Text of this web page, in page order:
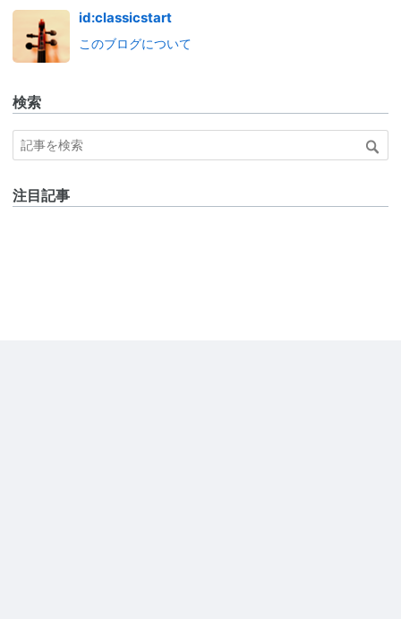
id:classicstart
このブログについて
検索
注目記事